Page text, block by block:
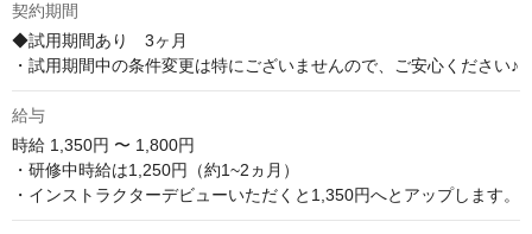
契約期間
◆試用期間あり　3ヶ月
・試用期間中の条件変更は特にございませんので、ご安心ください♪
給与
時給 1,350円 〜 1,800円
・研修中時給は1,250円（約1~2ヵ月）
・インストラクターデビューいただくと1,350円へとアップします。